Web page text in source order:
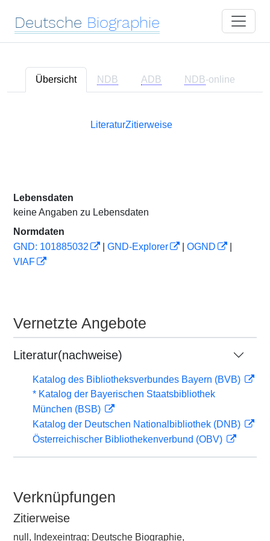
Deutsche Biographie
Übersicht NDB ADB NDB-online
LiteraturZitierweise
Lebensdaten
keine Angaben zu Lebensdaten
Normdaten
GND: 101885032
GND-Explorer OGND
VIAF
Vernetzte Angebote
Literatur(nachweise)
Katalog des Bibliotheksverbundes Bayern (BVB)
* Katalog der Bayerischen Staatsbibliothek
München (BSB)
Katalog der Deutschen Nationalbibliothek (DNB)
Österreichischer Bibliothekenverbund (OBV)
Verknüpfungen
Zitierweise
null, Indexeintrag: Deutsche Biographie,